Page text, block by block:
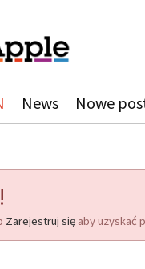
News Nowe
Zarejestruj się aby uzyskać